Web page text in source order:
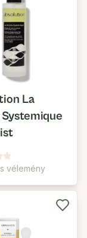
La
vélemény